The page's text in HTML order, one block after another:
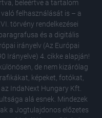
beleértve a tartalom
felhasználását is – a
törvény rendelkezései
és a digitális
irányelv (Az Európai
Irányelve) 4. cikke alapján!
de nem kizárólag
képeket, fotókat,
IndaNext Hungary Kft.
alá esnek. Mindezek
a Jogtulajdonos előzetes